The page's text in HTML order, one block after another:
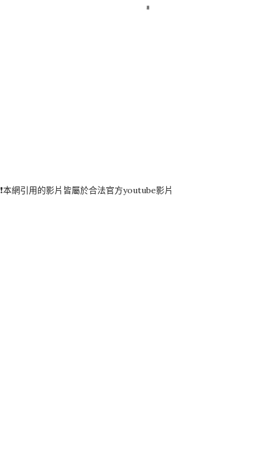
❗️本網引用的影片皆屬於合法官方youtube影片